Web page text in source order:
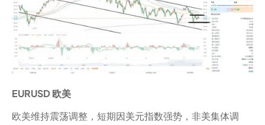
EURUSD 欧美
欧美维持震荡调整，短期因美元指数强势，非美集体调